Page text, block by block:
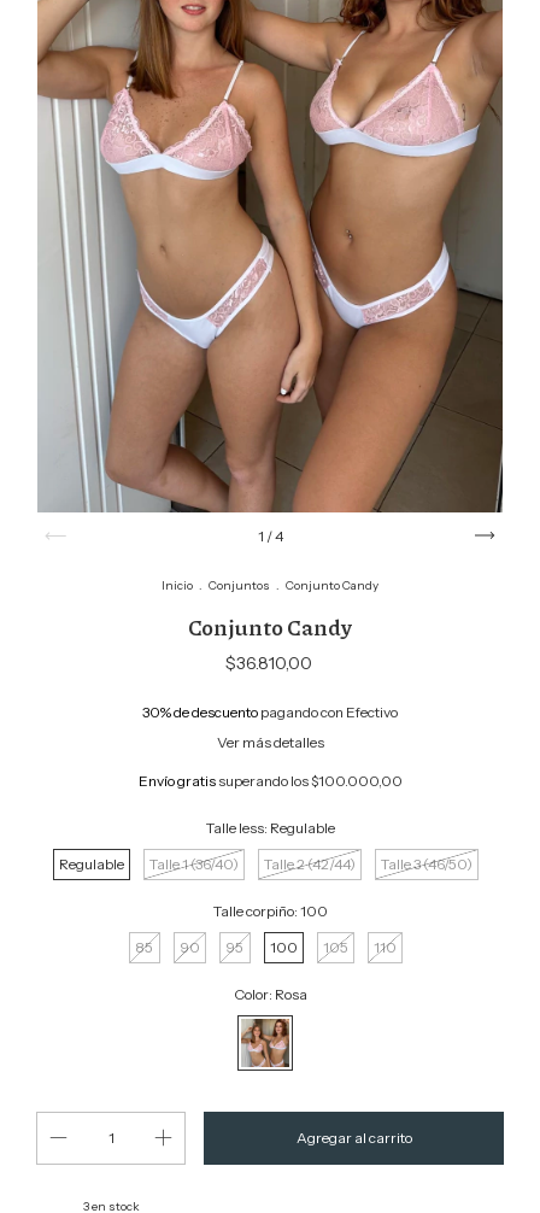
1 /4
Inicio . Conjuntos . Conjunto Candy
Conjunto Candy
$36.810,00
30% de descuento pagando con Efectivo
Ver más detalles
Envío gratis superando los$100.000,00
Talle less: Regulable
Regulable
Talle 1 (36/40) Talle 2 (42/44) Talle 3 (46/50)
Talle corpiño: 100
85
90 95 100 105 110
Color: Rosa
3en stock